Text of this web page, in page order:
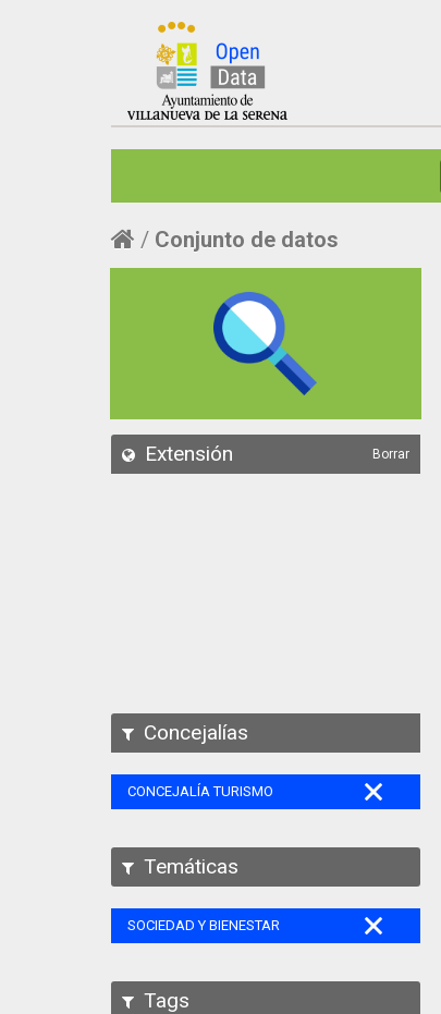
Conjunto de datos
Extensión Borrar
Concejalías
CONCEJALÍA TURISMO
Temáticas
SOCIEDAD Y BIENESTAR
Tags